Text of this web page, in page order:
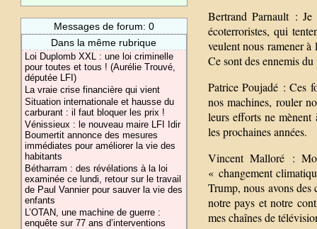
Messages de forum: 0
Dans la même rubrique
Loi Duplomb XXL : une loi criminelle
pour toutes et tous ! (Aurélie Trouvé,
députée LFI)
La vraie crise financière qui vient
Situation internationale et hausse du
carburant : il faut bloquer les prix !
Vénissieux : le nouveau maire LFI Idir
Boumertit annonce des mesures
immédiates pour améliorer la vie des
habitants
Bétharram : des révélations à la loi
examinée ce lundi, retour sur le travail
de Paul Vannier pour sauver la vie des
enfants
L’OTAN, une machine de guerre :
enquête sur 77 ans d’interventions
Bertrand Parnault :
écoterroristes, qui
veulent nous ramener à
Ce sont des ennemis du
Patrice Poujadé : Ces
nos machines, rouler
leurs efforts ne
les prochaines années.
Vincent Malloré :
« changement
Trump, nous avons
notre pays et notre
mes chaînes de